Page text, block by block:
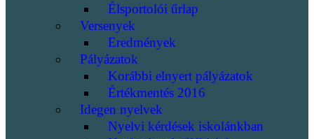
Élsportolói űrlap
Versenyek
Eredmények
Pályázatok
Korábbi elnyert pályázatok
Értékmentés 2016
Idegen nyelvek
Nyelvi kérdések iskolánkban